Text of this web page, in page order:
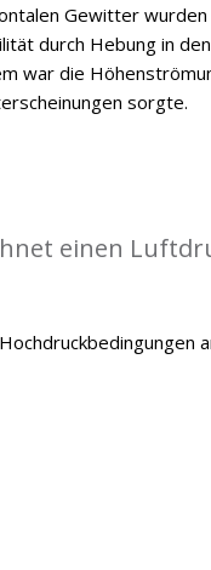
Gewitter
durch Hebung in
war die
sorgte.
einen